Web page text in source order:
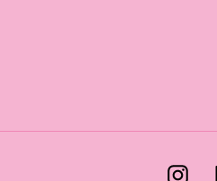
Facebook
Instagram